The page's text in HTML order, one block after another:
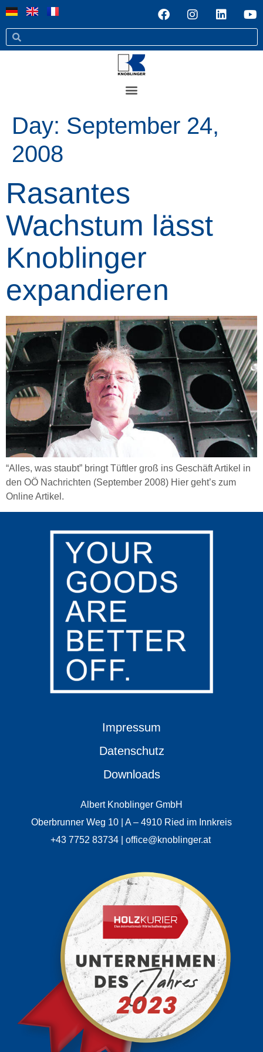
Day: September 24,
2008
Rasantes
Wachstum lässt
Knoblinger
expandieren
“Alles, was staubt” bringt Tüftler groß ins Geschäft Artikel in
den OÖ Nachrichten (September 2008) Hier geht’s zum
Online Artikel.
Impressum
Datenschutz
Downloads
Albert Knoblinger GmbH
Oberbrunner Weg 10 | A – 4910 Ried im Innkreis
+43 7752 83734 | office@knoblinger.at